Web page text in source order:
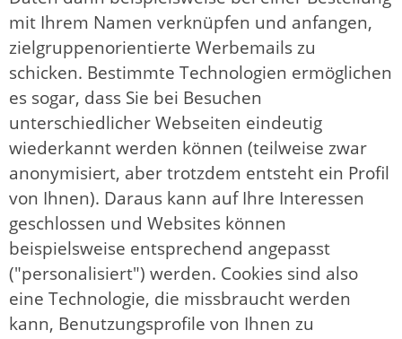
mit Ihrem Namen verknüpfen und anfangen,
zielgruppenorientierte Werbemails zu
schicken. Bestimmte Technologien ermöglichen
es sogar, dass Sie bei Besuchen
unterschiedlicher Webseiten eindeutig
wiederkannt werden können (teilweise zwar
anonymisiert, aber trotzdem entsteht ein Profil
von Ihnen). Daraus kann auf Ihre Interessen
geschlossen und Websites können
beispielsweise entsprechend angepasst
("personalisiert") werden. Cookies sind also
eine Technologie, die missbraucht werden
kann, Benutzungsprofile von Ihnen zu